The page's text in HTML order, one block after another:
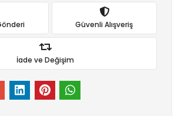
Güvenli Alışveriş
İade ve Değişim